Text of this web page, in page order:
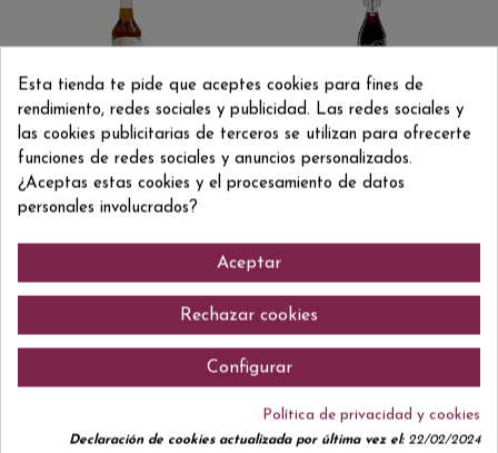
Amaro-Bitter-Vermouth
VERMUT XALAR
13,90 € Amaro-Bitter-Vermouth
VERMUT
OBREBOQUES 1 L
8,20 €
8,85 € 7,85 €
Esta tienda te pide que aceptes cookies para fines de
rendimiento, redes sociales y publicidad. Las redes sociales y
las cookies publicitarias de terceros se utilizan para ofrecerte
funciones de redes sociales y anuncios personalizados.
¿Aceptas estas cookies y el procesamiento de datos
personales involucrados?
Aceptar
Rechazar cookies
Configurar
Política de privacidad y cookies
Declaración de cookies actualizada por última vez el:22/02/2024